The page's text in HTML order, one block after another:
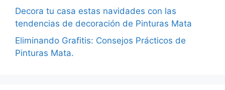
Decora tu casa estas navidades con las
tendencias de decoración de Pinturas Mata
Eliminando Grafitis: Consejos Prácticos de
Pinturas Mata.